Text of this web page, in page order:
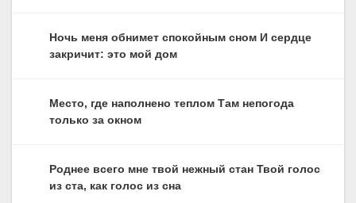
Ночь меня обнимет спокойным сном И сердце
закричит: это мой дом
Место, где наполнено теплом Там непогода
только за окном
Роднее всего мне твой нежный стан Твой голос
из ста, как голос из сна